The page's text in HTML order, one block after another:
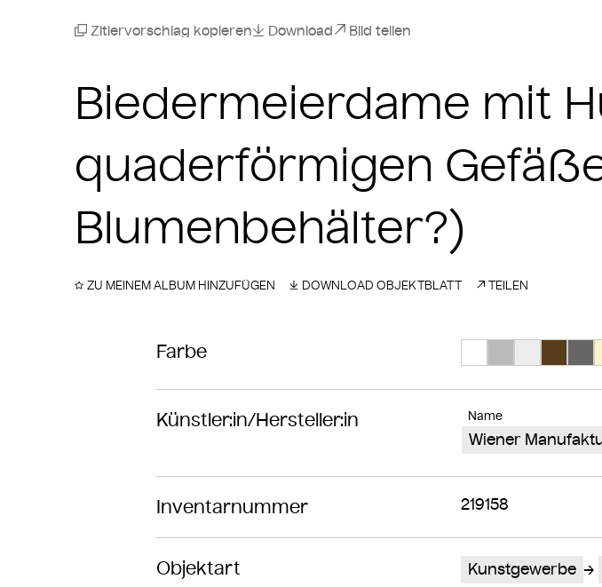
Biedermeierdame mit
quaderförmigen
Blumenbehälter?)
Zitiervorschlag kopieren Download Bild teilen
ZU MEINEM ALBUM HINZUFÜGEN DOWNLOAD OBJEKTBLATT TEILEN
Farbe
Künstler:in/Hersteller:in Name
Wiener
Inventarnummer 219158
Objektart Kunstgewerbe